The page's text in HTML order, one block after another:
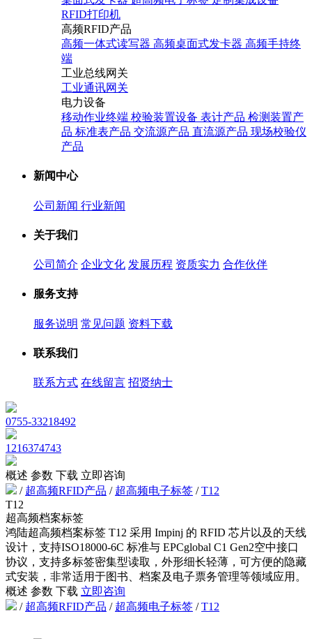
RFID打印机
高频RFID产品
高频一体式读写器 高频桌面式发卡器 高频手持终
端
工业总线网关
工业通讯网关
电力设备
移动作业终端 校验装置设备 表计产品 检测装置产
品 标准表产品 交流源产品 直流源产品 现场校验仪
产品
新闻中心
公司新闻 行业新闻
关于我们
公司简介 企业文化 发展历程 资质实力 合作伙伴
服务支持
服务说明 常见问题 资料下载
联系我们
联系方式 在线留言 招贤纳士
0755-33218492
1216374743
概述 参数 下载 立即咨询
/ 超高频RFID产品 / 超高频电子标签 /T12
T12
超高频档案标签
鸿陆超高频档案标签 T12 采用 Impinj 的 RFID 芯片以及的天线
设计，支持ISO18000-6C 标准与 EPCglobal C1 Gen2空中接口
协议，支持多标签密集型读取，外形细长轻薄，可方便的隐藏
式安装，非常适用于图书、档案及电子票务管理等领域应用。
概述 参数 下载 立即咨询
/ 超高频RFID产品 / 超高频电子标签 /T12